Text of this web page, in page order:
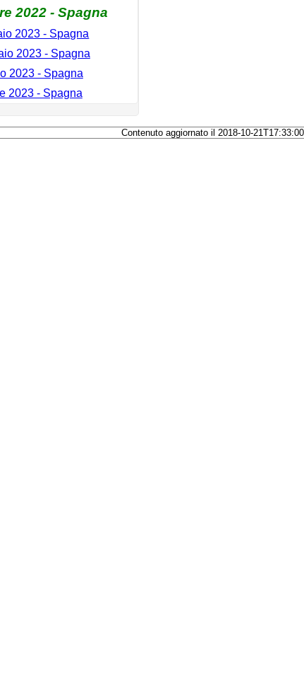
2022 - Spagna
2023 - Spagna
2023 - Spagna
2023 - Spagna
2023 - Spagna
Contenuto aggiornato il 2018-10-